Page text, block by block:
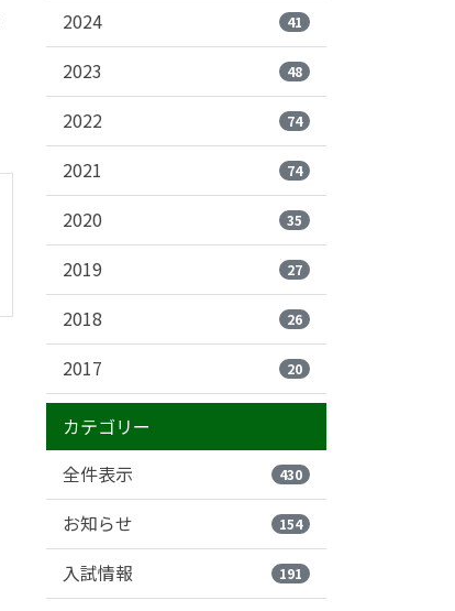
2024 41
2023 48
2022 74
2021 74
2020 35
2019 27
2018 26
2017 20
カテゴリー
全件表示
430
お知らせ 154
入試情報 191